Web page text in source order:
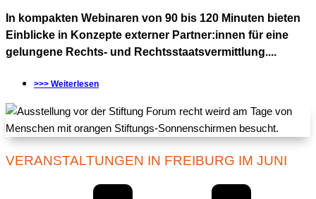
In kompakten Webinaren von 90 bis 120 Minuten bieten
Einblicke in Konzepte externer Partner:innen für eine
gelungene Rechts- und Rechtsstaatsvermittlung....
>>> Weiterlesen
VERANSTALTUNGEN IN FREIBURG IM JUNI